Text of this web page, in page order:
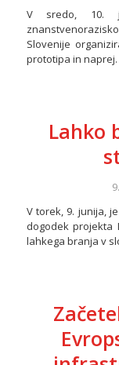
V sredo, 10.
Slovenije
prototipa in naprej.
Lahko
V torek, 9. junija,
dogodek projekta
lahkega branja v